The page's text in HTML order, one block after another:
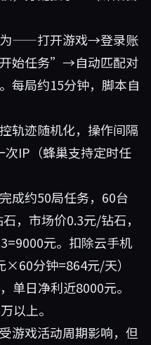
为——打开游戏→登录账
始任务”→自动匹配对
每局约15分钟，脚本自
轨迹随机化，操作间隔
IP（蜂巢支持定时任
成约50局任务，60台
，市场价0.3元/钻石，
元。扣除云手机
分钟=864元/天）
单日净利近8000元。
以上。
游戏活动周期影响，但